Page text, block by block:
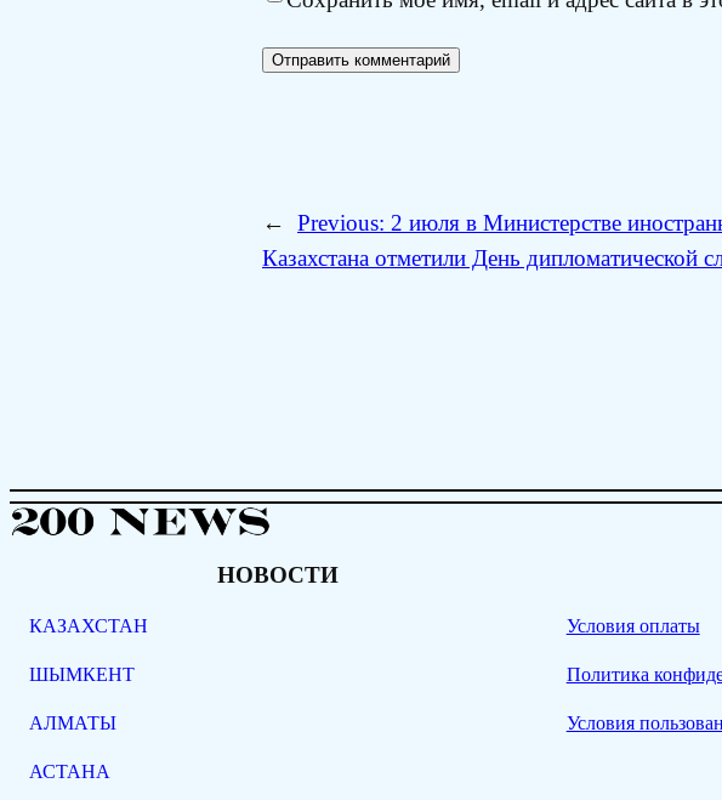
← Previous: 2 июля в Министерстве
Казахстана отметили День дипломатической
НОВОСТИ
КАЗАХСТАН
ШЫМКЕНТ
АЛМАТЫ
АСТАНА
Условия оплаты
Политика
Условия